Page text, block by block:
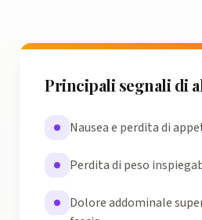
Principali segnali di
Nausea e perdita di
Perdita di peso
Dolore addominale